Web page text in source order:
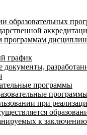
образовательных
программам дисциплин
график
программы
при
к